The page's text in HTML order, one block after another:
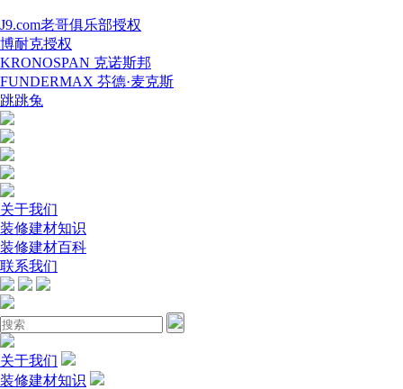
J9.com老哥俱乐部授权
博耐克授权
KRONOSPAN 克诺斯邦
FUNDERMAX 芬德·麦克斯
跳跳兔
关于我们
装修建材知识
装修建材百科
联系我们
关于我们
装修建材知识